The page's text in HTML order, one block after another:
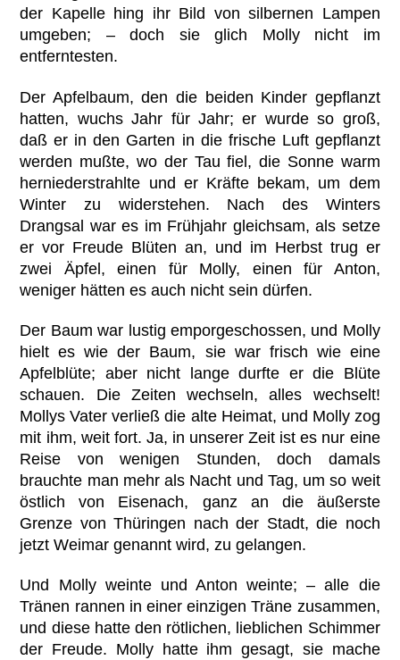
der Kapelle hing ihr Bild von silbernen Lampen
umgeben; – doch sie glich Molly nicht im
entferntesten.
Der Apfelbaum, den die beiden Kinder gepflanzt
hatten, wuchs Jahr für Jahr; er wurde so groß,
daß er in den Garten in die frische Luft gepflanzt
werden mußte, wo der Tau fiel, die Sonne warm
herniederstrahlte und er Kräfte bekam, um dem
Winter zu widerstehen. Nach des Winters
Drangsal war es im Frühjahr gleichsam, als setze
er vor Freude Blüten an, und im Herbst trug er
zwei Äpfel, einen für Molly, einen für Anton,
weniger hätten es auch nicht sein dürfen.
Der Baum war lustig emporgeschossen, und Molly
hielt es wie der Baum, sie war frisch wie eine
Apfelblüte; aber nicht lange durfte er die Blüte
schauen. Die Zeiten wechseln, alles wechselt!
Mollys Vater verließ die alte Heimat, und Molly zog
mit ihm, weit fort. Ja, in unserer Zeit ist es nur eine
Reise von wenigen Stunden, doch damals
brauchte man mehr als Nacht und Tag, um so weit
östlich von Eisenach, ganz an die äußerste
Grenze von Thüringen nach der Stadt, die noch
jetzt Weimar genannt wird, zu gelangen.
Und Molly weinte und Anton weinte; – alle die
Tränen rannen in einer einzigen Träne zusammen,
und diese hatte den rötlichen, lieblichen Schimmer
der Freude. Molly hatte ihm gesagt, sie mache